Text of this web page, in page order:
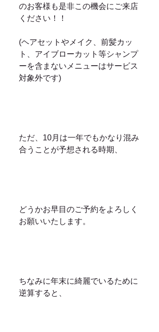
のお客様も是非この機会にご来店
ください！！
(ヘアセットやメイク、前髪カッ
ト、アイブローカット等シャンプ
ーを含まないメニューはサービス
対象外です)
ただ、10月は一年でもかなり混み
合うことが予想される時期、
どうかお早目のご予約をよろしく
お願いいたします。
ちなみに年末に綺麗でいるために
逆算すると、